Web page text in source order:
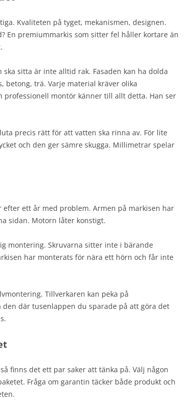
Kvaliteten på tyget, mekanismen, designen.
En premiummarkis som sitter fel håller kortare än
sitta är inte alltid rak. Fasaden kan ha dolda
betong, trä. Varje material kräver olika
professionell montör känner till allt detta. Han ser
precis rätt för att vatten ska rinna av. För lite
och den ger sämre skugga. Millimetrar spelar
ett år med problem. Armen på markisen har
sidan. Motorn låter konstigt.
montering. Skruvarna sitter inte i bärande
har monterats för nära ett hörn och får inte
Tillverkaren kan peka på
där tusenlappen du sparade på att göra det
så finns det ett par saker att tänka på. Välj någon
Fråga om garantin täcker både produkt och